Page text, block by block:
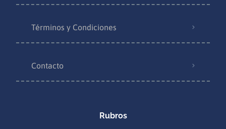
Términos y Condiciones
Contacto
Rubros